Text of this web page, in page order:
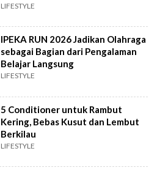
LIFESTYLE
IPEKA RUN 2026 Jadikan Olahraga
sebagai Bagian dari Pengalaman
Belajar Langsung
LIFESTYLE
5 Conditioner untuk Rambut
Kering, Bebas Kusut dan Lembut
Berkilau
LIFESTYLE